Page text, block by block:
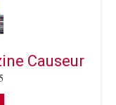
Causeur